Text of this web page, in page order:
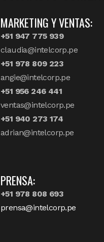
MARKETING Y VENTAS:
+51 947 775 939
claudia@intelcorp.pe
+51 978 809 223
angie@intelcorp.pe
+51 956 246 441
ventas@intelcorp.pe
+51 940 273 174
adrian@intelcorp.pe
PRENSA:
+51 978 808 693
prensa@intelcorp.pe